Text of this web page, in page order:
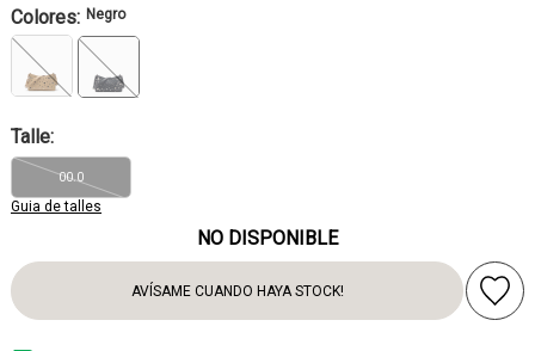
Colores: Negro
Talle:
Guia de talles
00.0
NO DISPONIBLE
AVÍSAME CUANDO HAYA STOCK!